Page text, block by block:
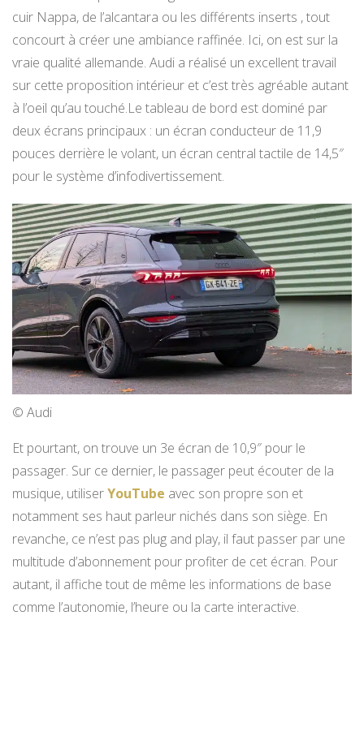
cuir Nappa, de l’alcantara ou les différents inserts , tout
concourt à créer une ambiance raffinée. Ici, on est sur la
vraie qualité allemande. Audi a réalisé un excellent travail
sur cette proposition intérieur et c’est très agréable autant
à l’oeil qu’au touché.Le tableau de bord est dominé par
deux écrans principaux : un écran conducteur de 11,9
pouces derrière le volant, un écran central tactile de 14,5″
pour le système d’infodivertissement.
© Audi
Et pourtant, on trouve un 3e écran de 10,9″ pour le
passager. Sur ce dernier, le passager peut écouter de la
musique, utiliserYouTube avec son propre son et
notamment ses haut parleur nichés dans son siège. En
revanche, ce n’est pas plug and play, il faut passer par une
multitude d’abonnement pour profiter de cet écran. Pour
autant, il affiche tout de même les informations de base
comme l’autonomie, l’heure ou la carte interactive.